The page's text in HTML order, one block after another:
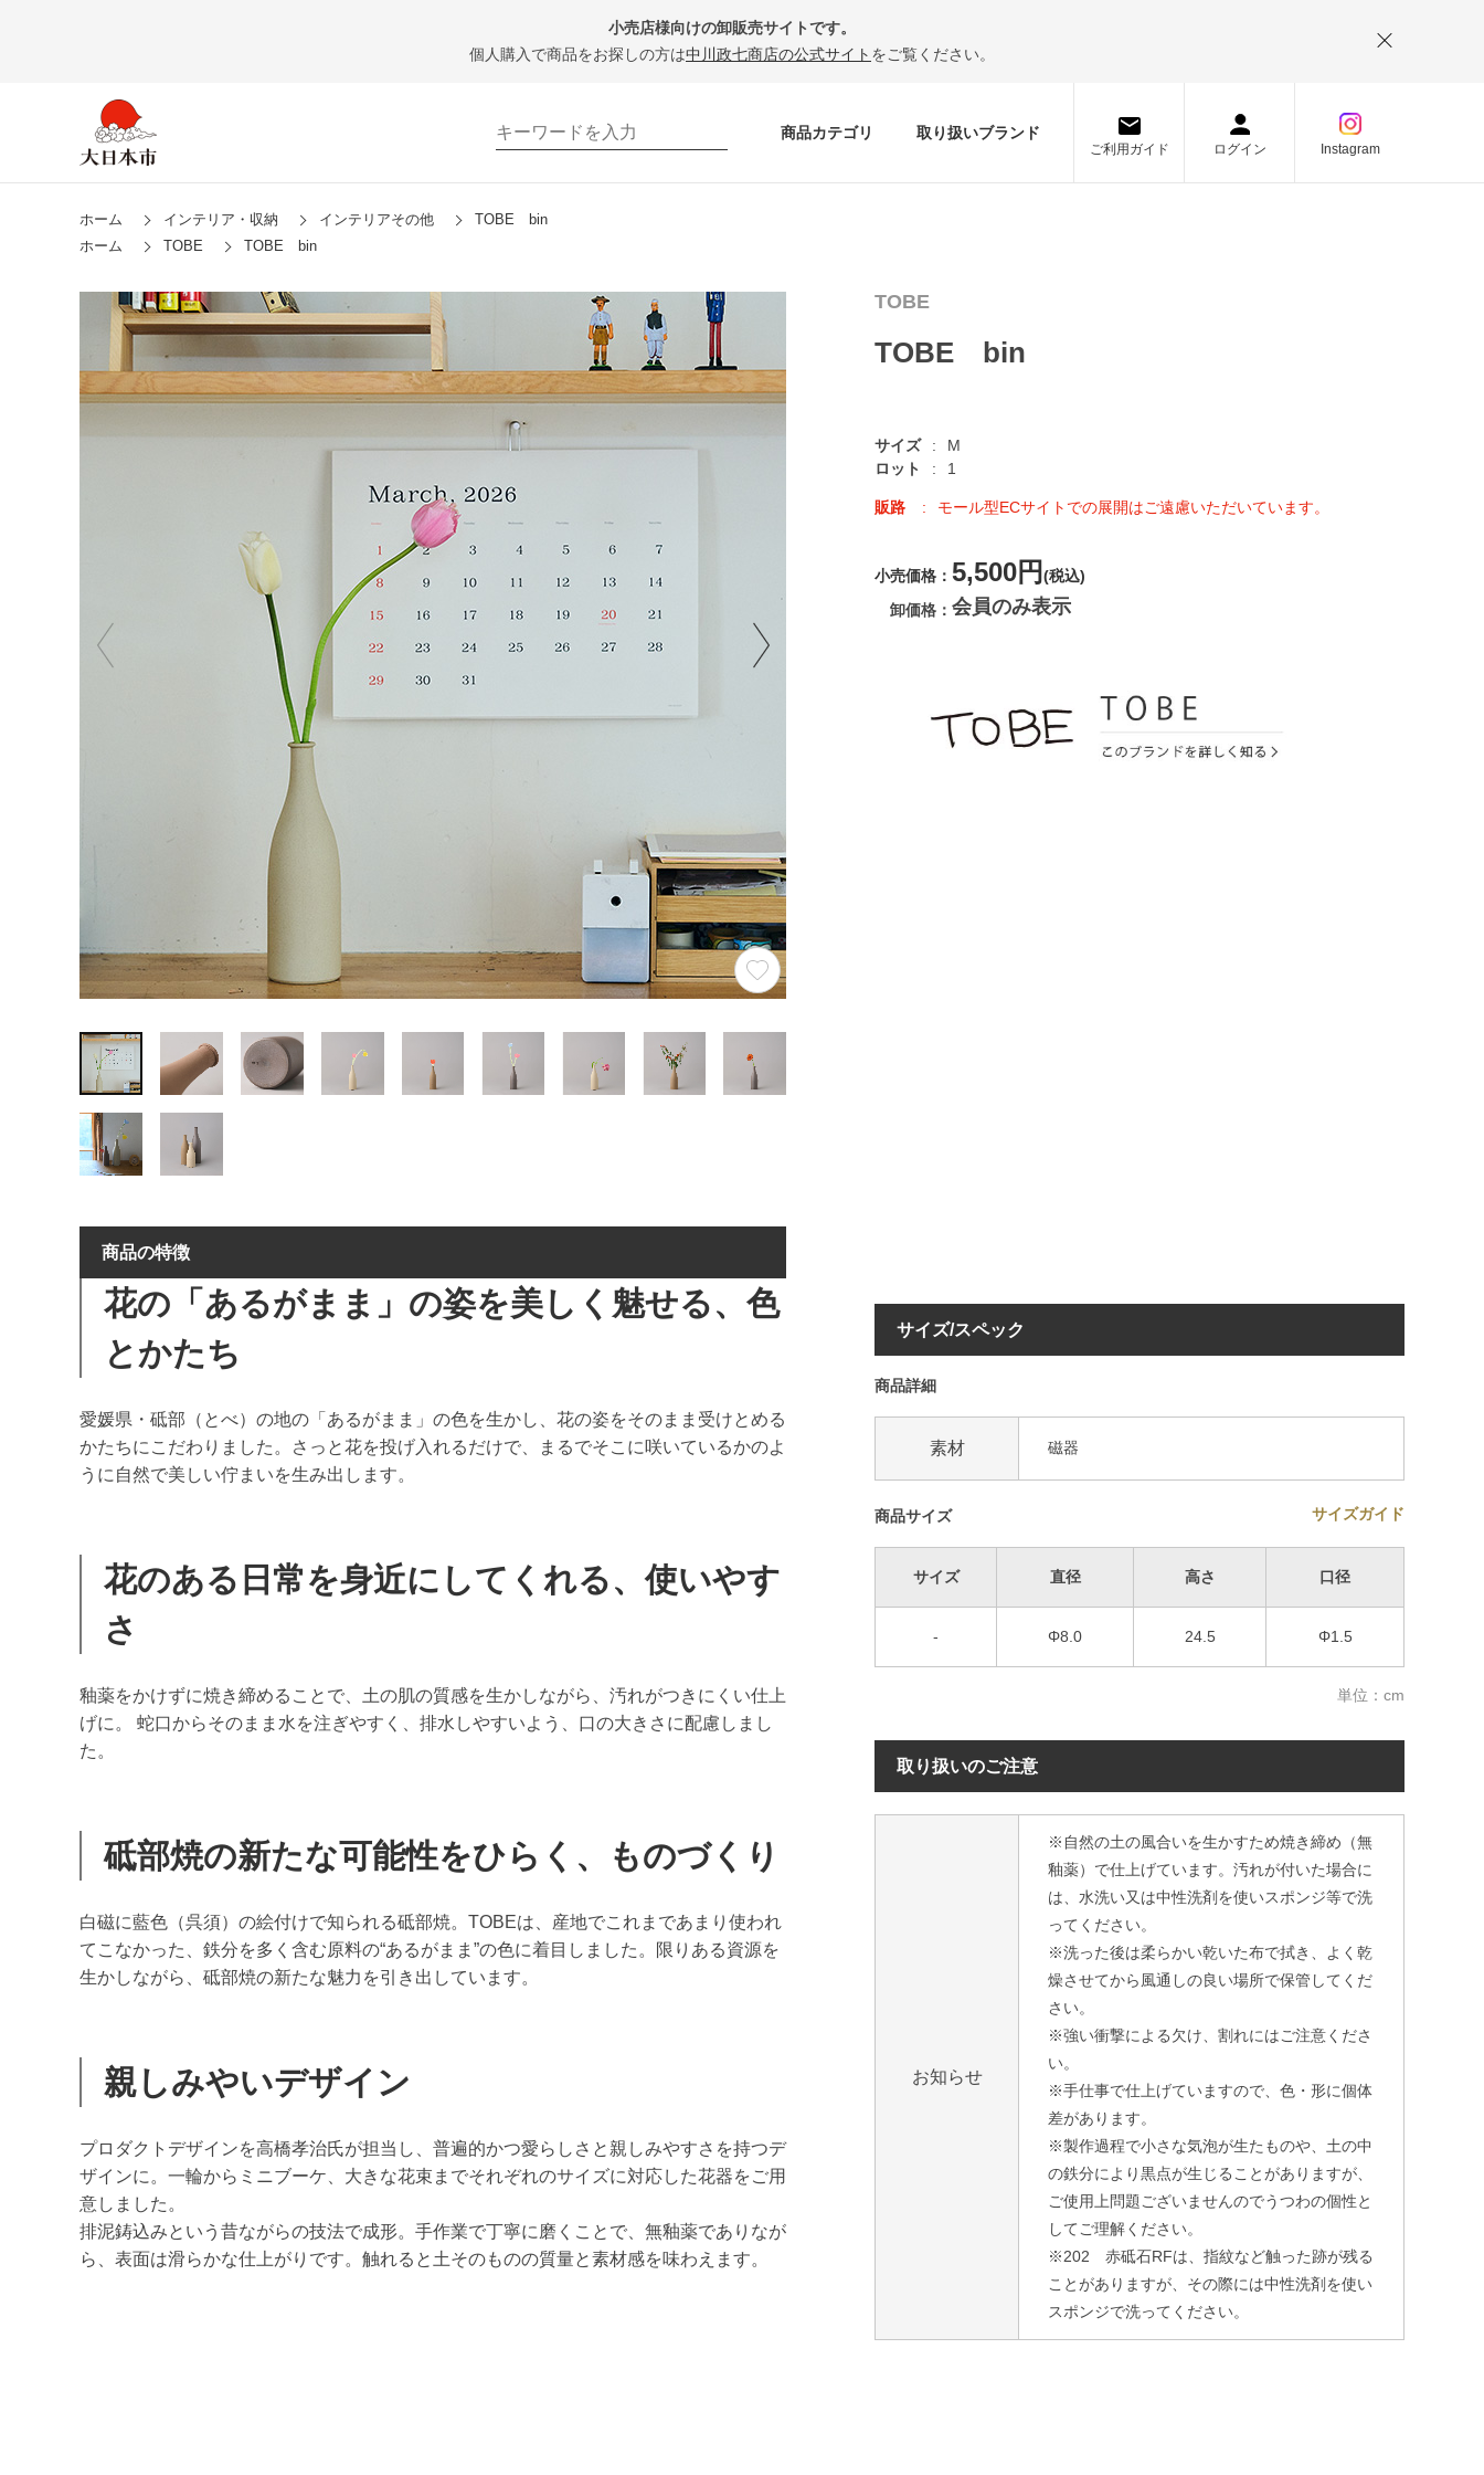
小売店様向けの卸販売サイトです。
個人購入で商品をお探しの方は中川政七商店の公式サイト をご覧ください。
商品カテゴリ 取り扱いブランド
ご利用ガイド ログイン Instagram
ホーム インテリア・収納 インテリアその他
TOBE bin
ホーム
TOBE TOBE bin
商品の特徴
花の「あるがまま」の姿を美しく魅せる、色
とかたち
愛媛県・砥部（とべ）の地の「あるがまま」の色を生かし、花の姿をそのまま受けとめる
かたちにこだわりました。さっと花を投げ入れるだけで、まるでそこに咲いているかのよ
うに自然で美しい佇まいを生み出します。
花のある日常を身近にしてくれる、使いやす
さ
釉薬をかけずに焼き締めることで、土の肌の質感を生かしながら、汚れがつきにくい仕上
げに。 蛇口からそのまま水を注ぎやすく、排水しやすいよう、口の大きさに配慮しまし
た。
砥部焼の新たな可能性をひらく、ものづくり
白磁に藍色（呉須）の絵付けで知られる砥部焼。TOBEは、産地でこれまであまり使われ
てこなかった、鉄分を多く含む原料の“あるがまま”の色に着目しました。限りある資源を
生かしながら、砥部焼の新たな魅力を引き出しています。
親しみやいデザイン
プロダクトデザインを高橋孝治氏が担当し、普遍的かつ愛らしさと親しみやすさを持つデ
ザインに。一輪からミニブーケ、大きな花束までそれぞれのサイズに対応した花器をご用
意しました。
排泥鋳込みという昔ながらの技法で成形。手作業で丁寧に磨くことで、無釉薬でありなが
ら、表面は滑らかな仕上がりです。触れると土そのものの質量と素材感を味わえます。
TOBE
TOBE bin
サイズ
M
ロット
1
販路 モール型ECサイトでの展開はご遠慮いただいています。
小売価格 5,500円 (税込)
卸価格
会員のみ表示
サイズ/スペック
商品詳細
素材 磁器
商品サイズ サイズガイド
サイズ 直径 高さ 口径
- Φ8.0 24.5 Φ1.5
単位：cm
取り扱いのご注意
お知らせ
※自然の土の風合いを生かすため焼き締め（無
釉薬）で仕上げています。汚れが付いた場合に
は、水洗い又は中性洗剤を使いスポンジ等で洗
ってください。
※洗った後は柔らかい乾いた布で拭き、よく乾
燥させてから風通しの良い場所で保管してくだ
さい。
※強い衝撃による欠け、割れにはご注意くださ
い。
※手仕事で仕上げていますので、色・形に個体
差があります。
※製作過程で小さな気泡が生たものや、土の中
の鉄分により黒点が生じることがありますが、
ご使用上問題ございませんのでうつわの個性と
してご理解ください。
※202 赤砥石RFは、指紋など触った跡が残る
ことがありますが、その際には中性洗剤を使い
スポンジで洗ってください。